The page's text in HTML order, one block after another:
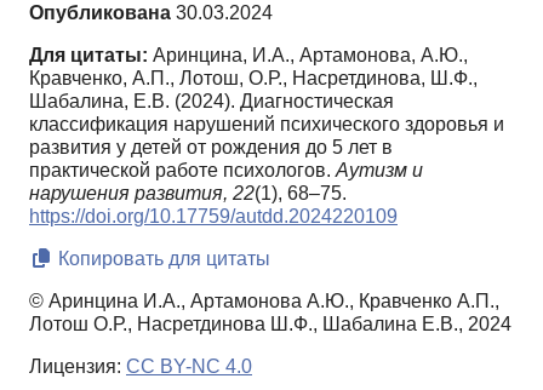
Опубликована 30.03.2024
Для цитаты: Аринцина, И.А., Артамонова, А.Ю.,
Кравченко, А.П., Лотош, О.Р., Насретдинова, Ш.Ф.,
Шабалина, Е.В. (2024). Диагностическая
классификация нарушений психического здоровья и
развития у детей от рождения до 5 лет в
практической работе психологов. Аутизм и
нарушения развития, 22(1), 68–75.
https://doi.org/10.17759/autdd.2024220109
Копировать для цитаты
© Аринцина И.А., Артамонова А.Ю., Кравченко А.П.,
Лотош О.Р., Насретдинова Ш.Ф., Шабалина Е.В., 2024
Лицензия: CC BY-NC 4.0